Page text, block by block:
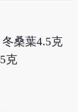
桑葉4.5克
克